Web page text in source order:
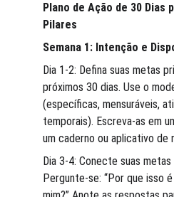
Plano de Ação de 30 Dias
Pilares
Semana 1: Intenção e
Dia 1-2: Defina suas metas
próximos 30 dias. Use o
(específicas, mensuráveis,
temporais). Escreva-as em
um caderno ou aplicativo de
Dia 3-4: Conecte suas
Pergunte-se: “Por que isso